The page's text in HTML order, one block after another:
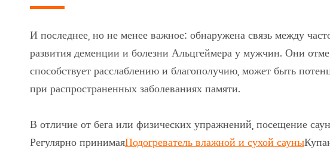
И последнее, но не менее важное: обнаружена связь между
развития деменции и болезни Альцгеймера у мужчин. Они
способствует расслаблению и благополучию, может быть
при распространенных заболеваниях памяти.
В отличие от бега или физических упражнений, посещение
Регулярно принимаяПодогреватель влажной и сухой сауны